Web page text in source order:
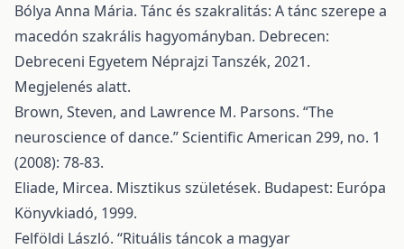
Bólya Anna Mária. Tánc és szakralitás: A tánc szerepe a
macedón szakrális hagyományban. Debrecen:
Debreceni Egyetem Néprajzi Tanszék, 2021.
Megjelenés alatt.
Brown, Steven, and Lawrence M. Parsons. “The
neuroscience of dance.” Scientific American 299, no. 1
(2008): 78-83.
Eliade, Mircea. Misztikus születések. Budapest: Európa
Könyvkiadó, 1999.
Felföldi László. “Rituális táncok a magyar